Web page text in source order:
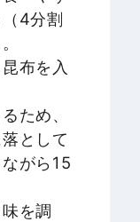
4分割
布を入
ため、
として
がら15
を調